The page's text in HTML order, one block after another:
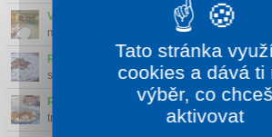
Vitální svět
- Vitální svět je ideálním pro
můž...
Restaurace Salaš Slavkov- Restaurace
slovenská...
Restaurace Koliba Kamzík - Stylová
tradiční...
Tato stránka
cookies a dává ti
výběr, co chceš
aktivovat